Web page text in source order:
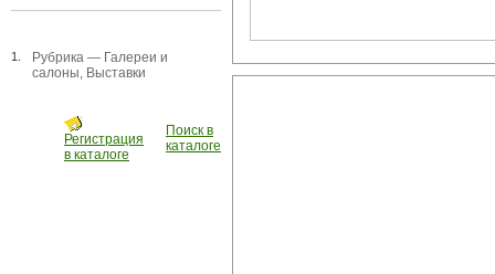
1. Рубрика — Галереи и
салоны, Выставки
Регистрация
в каталоге
Поиск в
каталоге